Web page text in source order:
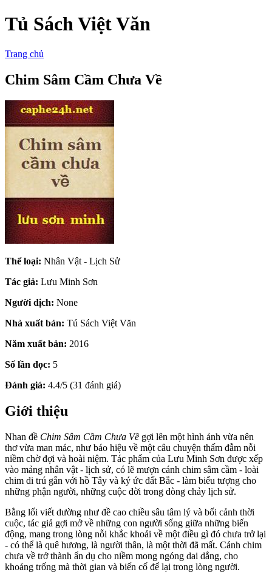
Tủ Sách Việt Văn
Trang chủ
Chim Sâm Cầm Chưa Về
Thể loại: Nhân Vật - Lịch Sử
Tác giả: Lưu Minh Sơn
Người dịch: None
Nhà xuất bản: Tú Sách Việt Văn
Năm xuất bản: 2016
Số lần đọc: 5
Đánh giá: 4.4/5 (31 đánh giá)
Giới thiệu
Nhan đề Chim Sâm Cầm Chưa Về gợi lên một hình ảnh vừa nên
thơ vừa man mác, như báo hiệu về một câu chuyện thấm đẫm nỗi
niềm chờ đợi và hoài niệm. Tác phẩm của Lưu Minh Sơn được xếp
vào mảng nhân vật - lịch sử, có lẽ mượn cánh chim sâm cầm - loài
chim di trú gắn với hồ Tây và ký ức đất Bắc - làm biểu tượng cho
những phận người, những cuộc đời trong dòng chảy lịch sử.
Bằng lối viết dường như đề cao chiều sâu tâm lý và bối cảnh thời
cuộc, tác giả gợi mở về những con người sống giữa những biến
động, mang trong lòng nỗi khắc khoải về một điều gì đó chưa trở lại
- có thể là quê hương, là người thân, là một thời đã mất. Cánh chim
chưa về trở thành ẩn dụ cho niềm mong ngóng dai dẳng, cho
khoảng trống mà thời gian và biến cố để lại trong lòng người.